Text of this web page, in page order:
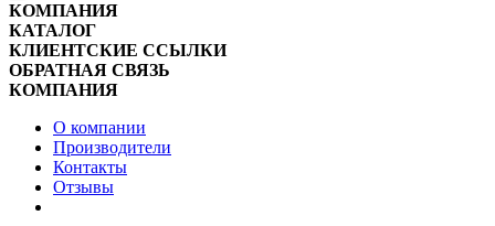
КОМПАНИЯ
КАТАЛОГ
КЛИЕНТСКИЕ ССЫЛКИ
ОБРАТНАЯ СВЯЗЬ
КОМПАНИЯ
О компании
Производители
Контакты
Отзывы